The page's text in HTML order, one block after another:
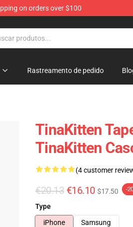
on orders over $100
Rastreamento de pedido
TinaKitten
TinaKitten
(4 customer
€20.13 €16.10 $17.50 -
Type
iPhone
Samsung